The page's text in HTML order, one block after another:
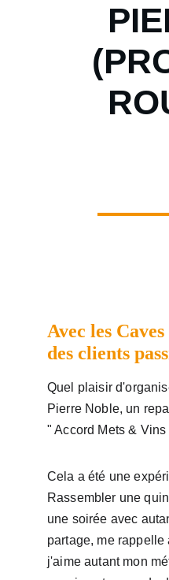
Avec les
des clients
Quel plaisir
Pierre Noble, un
" Accord Mets & Vins
Cela a été une
Rassembler une
une soirée avec
partage, me
j'aime autant mon